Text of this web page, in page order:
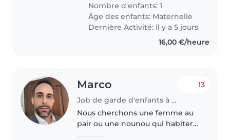
speak English and Italian, and
we'd love someone..
Nombre d'enfants: 1
Âge des enfants: Maternelle
Dernière Activité: il y a 5 jours
16,00 €/heure
Marco
Job de garde d'enfants à Luxembourg
13
Nous cherchons une femme au
pair ou une nounou qui habiterai